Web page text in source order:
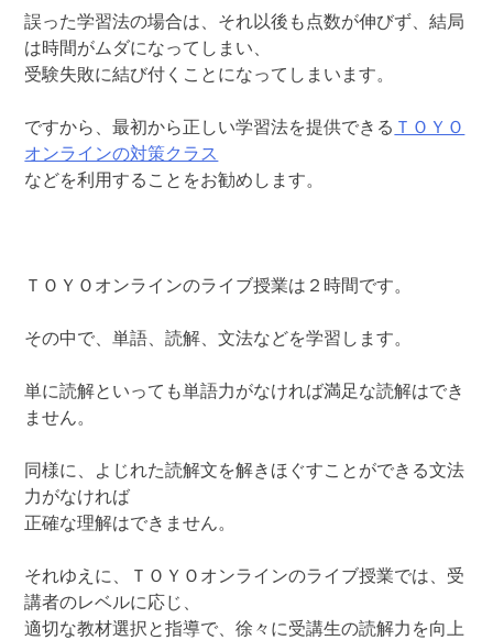
誤った学習法の場合は、それ以後も点数が伸びず、結局
は時間がムダになってしまい、
受験失敗に結び付くことになってしまいます。
ですから、最初から正しい学習法を提供できる ＴＯＹＯ
オンラインの対策クラス
などを利用することをお勧めします。
ＴＯＹＯオンラインのライブ授業は２時間です。
その中で、単語、読解、文法などを学習します。
単に読解といっても単語力がなければ満足な読解はでき
ません。
同様に、よじれた読解文を解きほぐすことができる文法
力がなければ
正確な理解はできません。
それゆえに、ＴＯＹＯオンラインのライブ授業では、受
講者のレベルに応じ、
適切な教材選択と指導で、徐々に受講生の読解力を向上